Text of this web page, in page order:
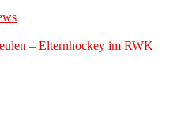
– Elternhockey im RWK